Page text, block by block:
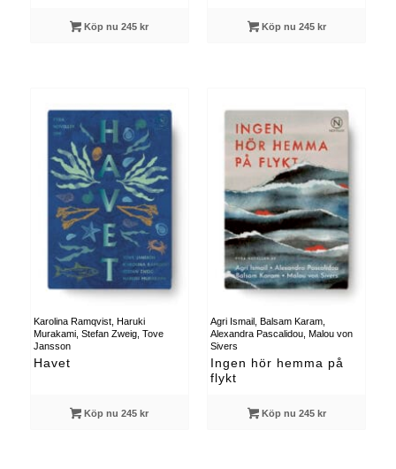
Köp nu 245 kr Köp nu 245 kr
Karolina Ramqvist, Haruki
Murakami, Stefan Zweig, Tove
Jansson
Havet
Köp nu 245 kr
Agri Ismail, Balsam Karam,
Alexandra Pascalidou, Malou von
Sivers
Ingen hör hemma på
flykt
Köp nu 245 kr